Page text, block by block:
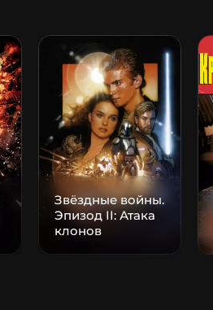
Звёздные войны.
Эпизод II: Атака
клонов